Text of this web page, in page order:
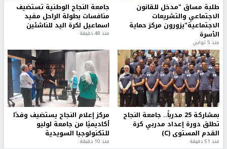
طلبة مساق "مدخل للقانون
الاجتماعي والتشريعات
الاجتماعية"يزورون مركز حماية
الأسرة
منذ 5 ثواني
جامعة النجاح الوطنية تستضيف
منافسات بطولة الراحل مفيد
اسماعيل لكرة اليد للناشئين
منذ 48 دقيقة
بمشاركة 25 مدرباً.. جامعة النجاح
تطلق دورة إعداد مدربي كرة
القدم المستوى (C)
منذ 51 دقيقة
مركز إعلام النجاح يستضيف وفدًا
أكاديميًا من جامعة لوليو
للتكنولوجيا السويدية
منذ 10 دقيقة